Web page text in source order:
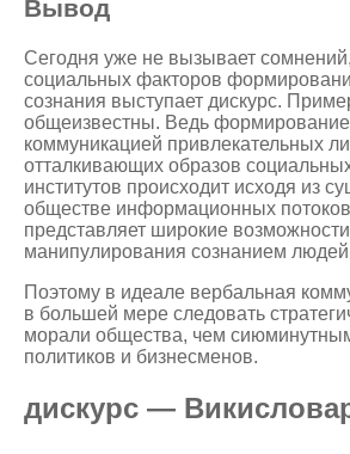
Вывод
Сегодня уже не вызывает
социальных факторов
сознания выступает дискурс.
общеизвестны. Ведь
коммуникацией привлекательных
отталкивающих образов
институтов происходит исходя из
обществе информационных
представляет широкие возможности
манипулирования сознанием
Поэтому в идеале вербальная
в большей мере следовать
морали общества, чем
политиков и бизнесменов.
дискурс —